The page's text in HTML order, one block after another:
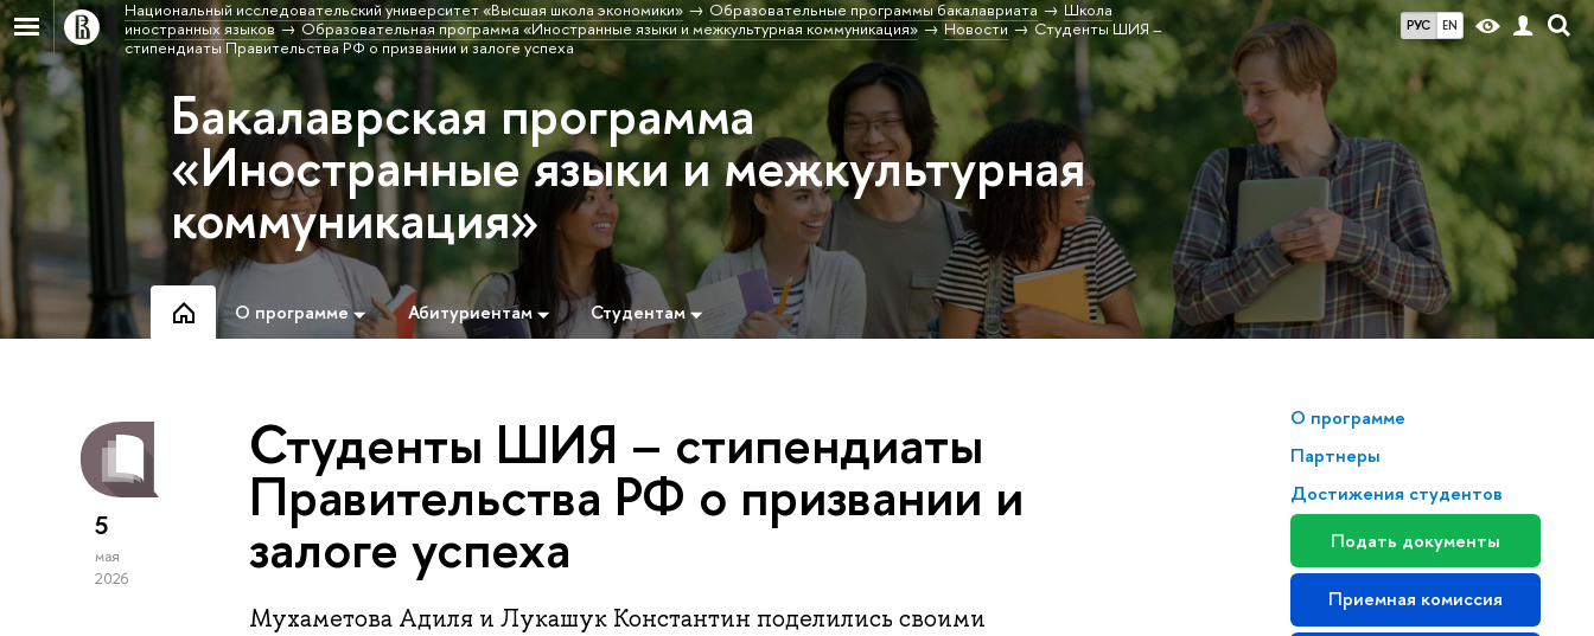
РУС EN
Национальный исследовательский университет «Высшая школа экономики» Образовательные программы бакалавриата
Школа
иностранных языков
Образовательная программа «Иностранные языки и межкультурная коммуникация» Новости
Студенты ШИЯ –
стипендиаты Правительства РФ о призвании и залоге успеха
Бакалаврская программа
«Иностранные языки и межкультурная
коммуникация»
О программе Абитуриентам Студентам
О программе
Партнеры
Достижения студентов
Подать документы
Приемная комиссия
5
мая
2026
Студенты ШИЯ – стипендиаты
Правительства РФ о призвании и
залоге успеха
Мухаметова Адиля и Лукашук Константин поделились своими